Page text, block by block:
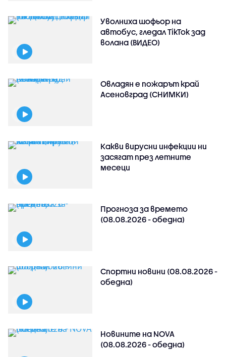
Уволниха шофьор на
автобус, гледал TikTok зад
волана (ВИДЕО)
Овладян е пожарът край
Асеновград (СНИМКИ)
Какви вирусни инфекции ни
засягат през летните
месеци
Прогноза за времето
(08.08.2026 - обедна)
Спортни новини (08.08.2026 -
обедна)
Новините на NOVA
(08.08.2026 - обедна)